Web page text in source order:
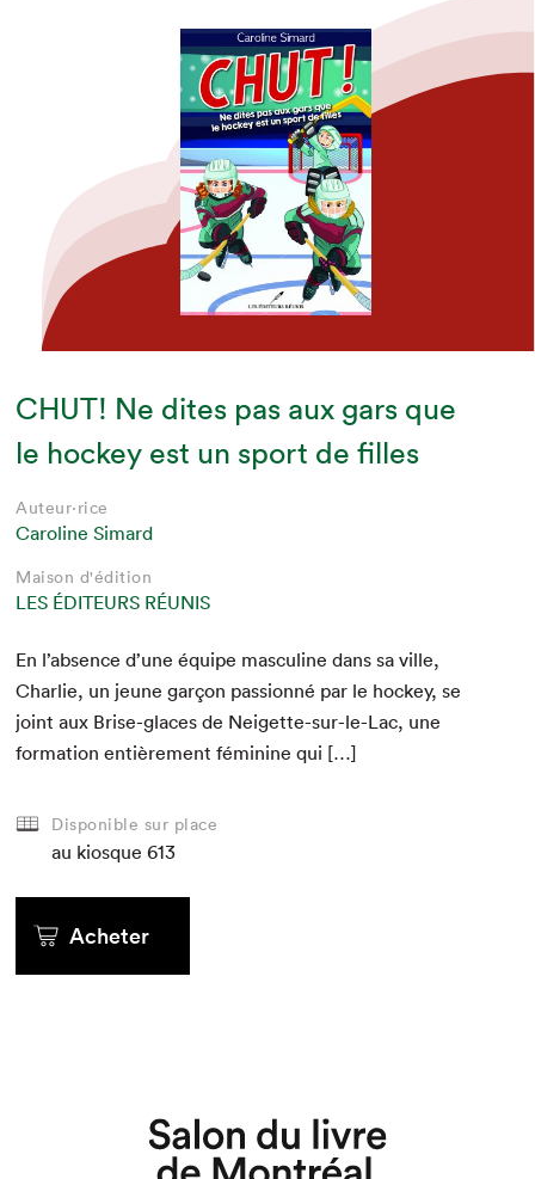
CHUT! Ne dites pas aux gars que
le hockey est un sport de filles
Auteur·rice
Caroline Simard
Maison d'édition
LES ÉDITEURS RÉUNIS
En l’absence d’une équipe mas­cu­line dans sa ville,
Char­lie, un jeune garçon pas­sion­né par le hock­ey, se
joint aux Brise-glaces de Neigette-sur-le-Lac, une
for­ma­tion entière­ment fémi­nine qui […]
Disponible sur place
au kiosque 613
Acheter